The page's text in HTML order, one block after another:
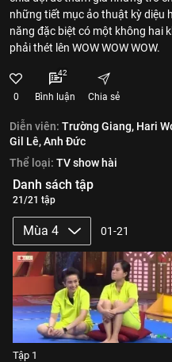
những tiết mục ảo thuật kỳ diệu
năng đặc biệt có một không hai
phải thét lên WOW WOW WOW.
0
42
Bình luận Chia sẻ
Diễn viên: Trường Giang, Hari
Gil Lê,Anh Đức
Thể loại: TV show hài
Danh sách tập
21/21 tập
Mùa 4 01-21
Tập 1